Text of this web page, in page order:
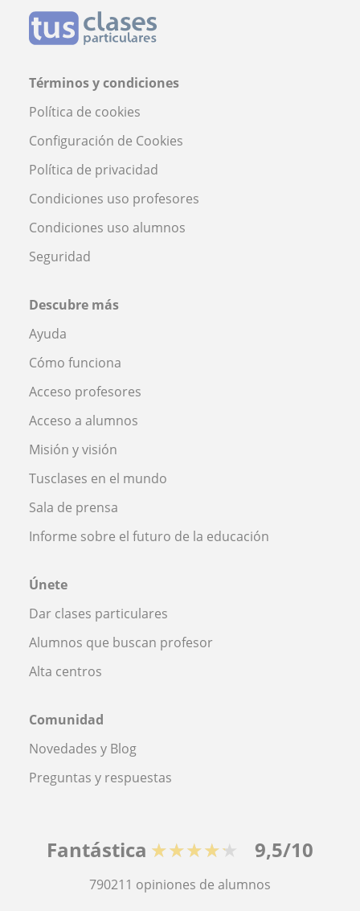
Términos y condiciones
Política de cookies
Configuración de Cookies
Política de privacidad
Condiciones uso profesores
Condiciones uso alumnos
Seguridad
Descubre más
Ayuda
Cómo funciona
Acceso profesores
Acceso a alumnos
Misión y visión
Tusclases en el mundo
Sala de prensa
Informe sobre el futuro de la educación
Únete
Dar clases particulares
Alumnos que buscan profesor
Alta centros
Comunidad
Novedades y Blog
Preguntas y respuestas
Fantástica ★★★★★ 9,5/10
790211 opiniones de alumnos